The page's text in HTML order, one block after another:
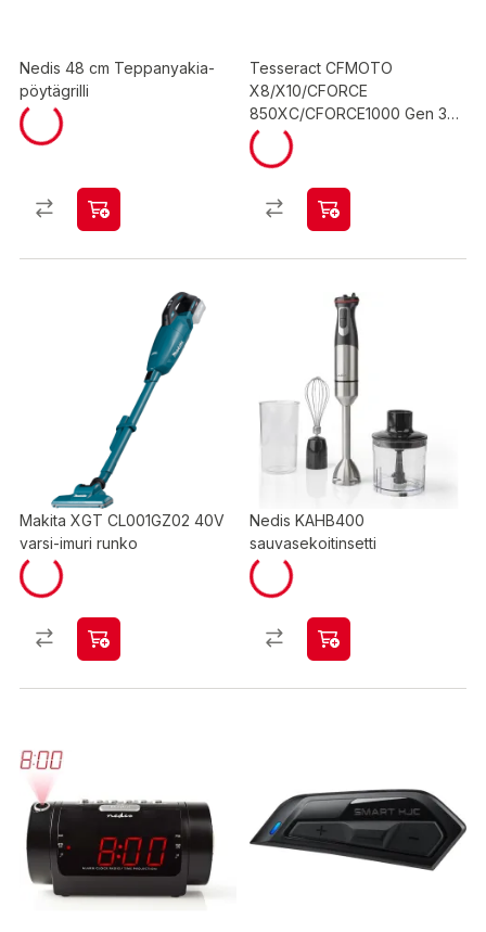
Nedis 48 cm Teppanyakia-
pöytägrilli
Tesseract CFMOTO
X8/X10/CFORCE
850XC/CFORCE1000 Gen 3
2024- kuljetuslaukku eteen
Makita XGT CL001GZ02 40V
varsi-imuri runko
Nedis KAHB400
sauvasekoitinsetti